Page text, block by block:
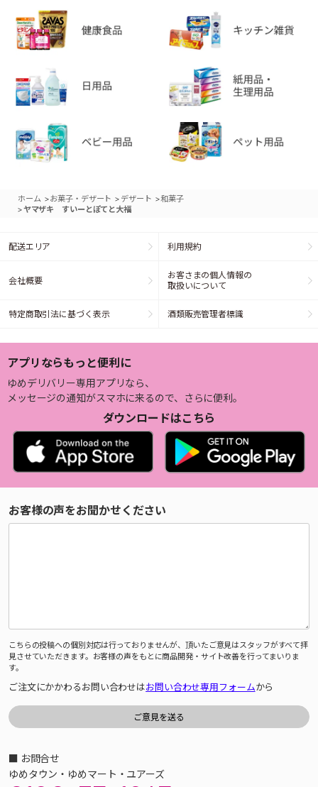
ホーム >お菓子・デザート > デザート >和菓子
>ヤマザキ すいーとぽてと大福
配送エリア 利用規約
会社概要
お客さまの個人情報の
取扱いについて
特定商取引法に基づく表示 酒類販売管理者標識
アプリならもっと便利に
ゆめデリバリー専用アプリなら、
メッセージの通知がスマホに来るので、さらに便利。
ダウンロードはこちら
お客様の声をお聞かせください
こちらの投稿への個別対応は行っておりませんが、頂いたご意見はスタッフがすべて拝
見させていただきます。お客様の声をもとに商品開発・サイト改善を行ってまいりま
す。
ご注文にかかわるお問い合わせはお問い合わせ専用フォームから
■ お問合せ
ゆめタウン・ゆめマート・ユアーズ